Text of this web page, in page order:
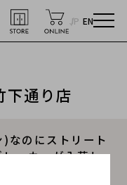
JP EN
下通り店
なのにストリート
ーカーが入荷し